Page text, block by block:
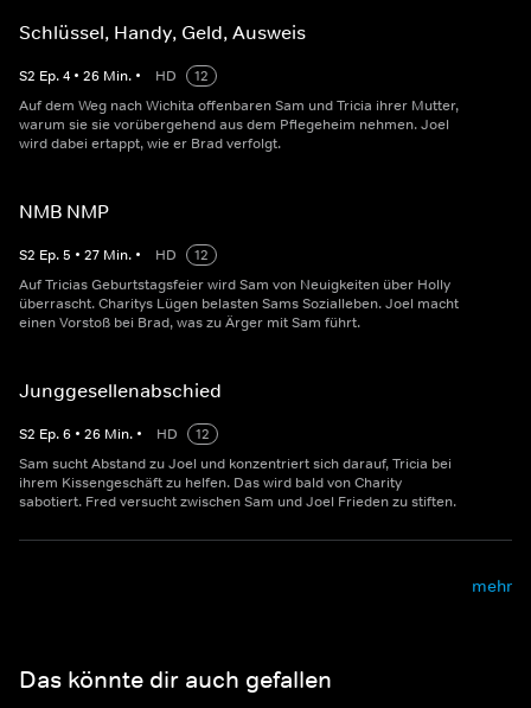
Schlüssel, Handy, Geld, Ausweis
S2 Ep.4 • 26 Min. • HD
12
Auf dem Weg nach Wichita offenbaren Sam und Tricia ihrer Mutter,
warum sie sie vorübergehend aus dem Pflegeheim nehmen. Joel
wird dabei ertappt, wie er Brad verfolgt.
NMB NMP
S2 Ep.5 • 27 Min. • HD
12
Auf Tricias Geburtstagsfeier wird Sam von Neuigkeiten über Holly
überrascht. Charitys Lügen belasten Sams Sozialleben. Joel macht
einen Vorstoß bei Brad, was zu Ärger mit Sam führt.
Junggesellenabschied
S2 Ep.6 • 26 Min. • HD
12
Sam sucht Abstand zu Joel und konzentriert sich darauf, Tricia bei
ihrem Kissengeschäft zu helfen. Das wird bald von Charity
sabotiert. Fred versucht zwischen Sam und Joel Frieden zu stiften.
mehr
Das könnte dir auch gefallen